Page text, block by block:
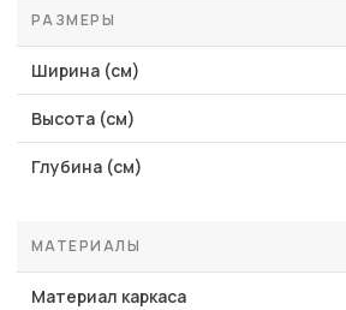
РАЗМЕРЫ
Ширина (см)
Высота (см)
Глубина (см)
МАТЕРИАЛЫ
Материал каркаса